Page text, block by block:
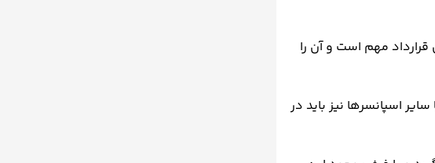
قرارداد مهم است و آن را
اسپانسرها نیز باید در